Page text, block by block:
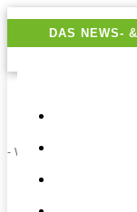
DAS NEWS-
- Werbung -